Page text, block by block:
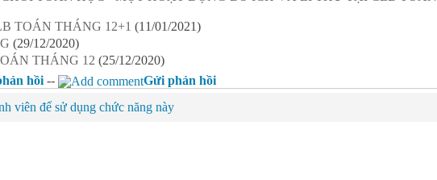
TOÁN THÁNG 12+1 (11/01/2021)
(29/12/2020)
THÁNG 12 (25/12/2020)
hồi --
Gửi phản hồi
viên để sử dụng chức năng này